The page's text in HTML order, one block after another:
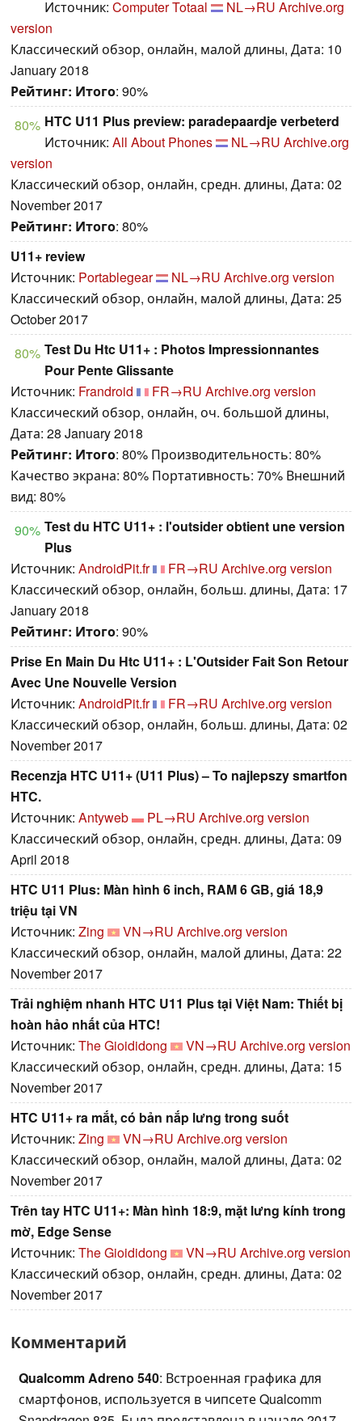
Источник: Computer Totaal NL→RU Archive.org
version
Классический обзор, онлайн, малой длины, Дата: 10
January 2018
Рейтинг: Итого: 90%
80% HTC U11 Plus preview: paradepaardje verbeterd
Источник: All About Phones NL→RU Archive.org
version
Классический обзор, онлайн, средн. длины, Дата: 02
November 2017
Рейтинг: Итого: 80%
U11+ review
Источник: Portablegear NL→RU Archive.org version
Классический обзор, онлайн, малой длины, Дата: 25
October 2017
80% Test Du Htc U11+ : Photos Impressionnantes
Pour Pente Glissante
Источник: Frandroid FR→RU Archive.org version
Классический обзор, онлайн, оч. большой длины,
Дата: 28 January 2018
Рейтинг: Итого: 80% Производительность: 80%
Качество экрана: 80% Портативность: 70% Внешний
вид: 80%
90% Test du HTC U11+ : l'outsider obtient une version
Plus
Источник: AndroidPit.fr FR→RU Archive.org version
Классический обзор, онлайн, больш. длины, Дата: 17
January 2018
Рейтинг: Итого: 90%
Prise En Main Du Htc U11+ : L'Outsider Fait Son Retour
Avec Une Nouvelle Version
Источник: AndroidPit.fr FR→RU Archive.org version
Классический обзор, онлайн, больш. длины, Дата: 02
November 2017
Recenzja HTC U11+ (U11 Plus) – To najlepszy smartfon
HTC.
Источник: Antyweb PL→RU Archive.org version
Классический обзор, онлайн, средн. длины, Дата: 09
April 2018
HTC U11 Plus: Màn hình 6 inch, RAM 6 GB, giá 18,9
triệu tại VN
Источник: Zing VN→RU Archive.org version
Классический обзор, онлайн, малой длины, Дата: 22
November 2017
Trải nghiệm nhanh HTC U11 Plus tại Việt Nam: Thiết bị
hoàn hảo nhất của HTC!
Источник: The Gioididong VN→RU Archive.org version
Классический обзор, онлайн, средн. длины, Дата: 15
November 2017
HTC U11+ ra mắt, có bản nắp lưng trong suốt
Источник: Zing VN→RU Archive.org version
Классический обзор, онлайн, малой длины, Дата: 02
November 2017
Trên tay HTC U11+: Màn hình 18:9, mặt lưng kính trong
mờ, Edge Sense
Источник: The Gioididong VN→RU Archive.org version
Классический обзор, онлайн, средн. длины, Дата: 02
November 2017
Комментарий
Qualcomm Adreno 540: Встроенная графика для
смартфонов, используется в чипсете Qualcomm